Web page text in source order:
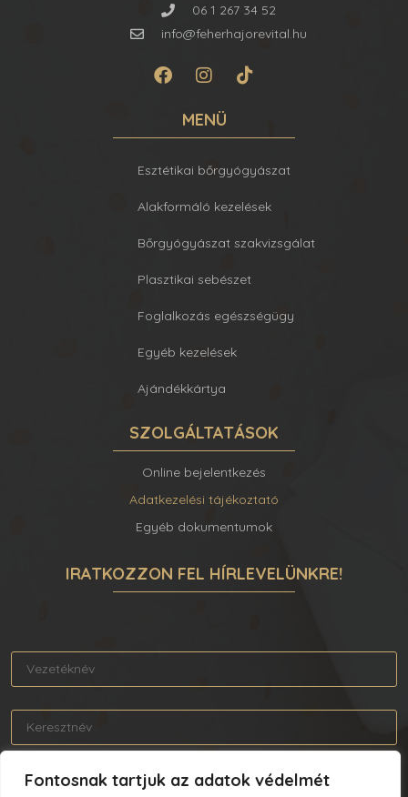
Fontosnak tartjuk az adatok védelmét
06 1 267 34 52
info@feherhajorevital.hu
MENÜ
Esztétikai bőrgyógyászat
Alakformáló kezelések
Bőrgyógyászat szakvizsgálat
Plasztikai sebészet
Foglalkozás egészségügy
Egyéb kezelések
Ajándékkártya
SZOLGÁLTATÁSOK
Online bejelentkezés
Adatkezelési tájékoztató
Egyéb dokumentumok
IRATKOZZON FEL HÍRLEVELÜNKRE!